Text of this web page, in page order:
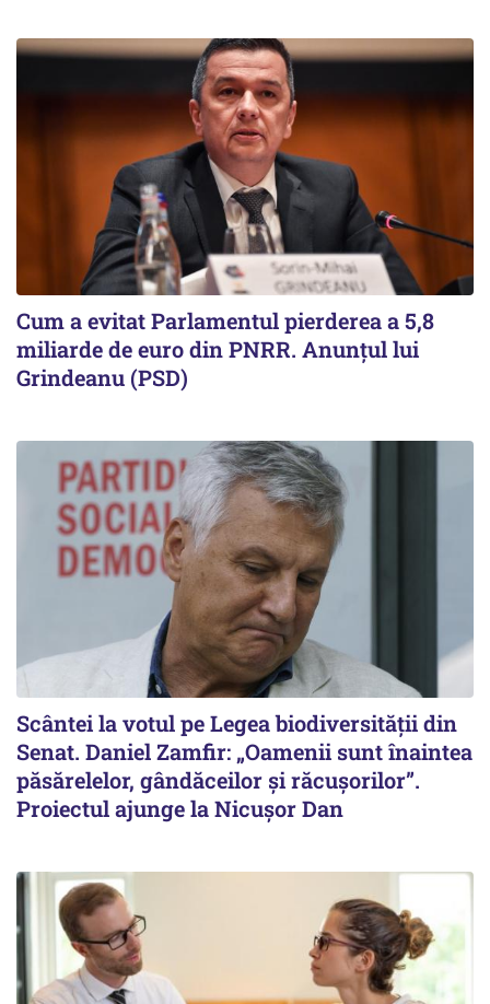
Cum a evitat Parlamentul pierderea a 5,8
miliarde de euro din PNRR. Anunțul lui
Grindeanu (PSD)
Scântei la votul pe Legea biodiversității din
Senat. Daniel Zamfir: „Oamenii sunt înaintea
păsărelelor, gândăceilor și răcușorilor”.
Proiectul ajunge la Nicușor Dan